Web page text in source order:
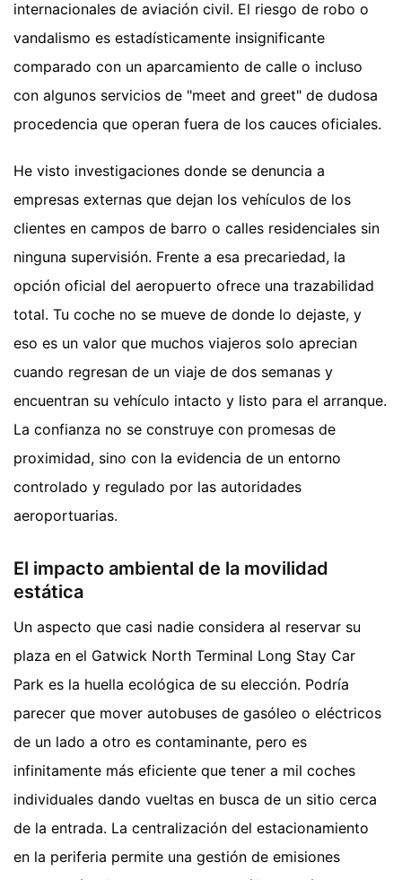
internacionales de aviación civil. El riesgo de robo o
vandalismo es estadísticamente insignificante
comparado con un aparcamiento de calle o incluso
con algunos servicios de "meet and greet" de dudosa
procedencia que operan fuera de los cauces oficiales.
He visto investigaciones donde se denuncia a
empresas externas que dejan los vehículos de los
clientes en campos de barro o calles residenciales sin
ninguna supervisión. Frente a esa precariedad, la
opción oficial del aeropuerto ofrece una trazabilidad
total. Tu coche no se mueve de donde lo dejaste, y
eso es un valor que muchos viajeros solo aprecian
cuando regresan de un viaje de dos semanas y
encuentran su vehículo intacto y listo para el arranque.
La confianza no se construye con promesas de
proximidad, sino con la evidencia de un entorno
controlado y regulado por las autoridades
aeroportuarias.
El impacto ambiental de la movilidad
estática
Un aspecto que casi nadie considera al reservar su
plaza en el Gatwick North Terminal Long Stay Car
Park es la huella ecológica de su elección. Podría
parecer que mover autobuses de gasóleo o eléctricos
de un lado a otro es contaminante, pero es
infinitamente más eficiente que tener a mil coches
individuales dando vueltas en busca de un sitio cerca
de la entrada. La centralización del estacionamiento
en la periferia permite una gestión de emisiones